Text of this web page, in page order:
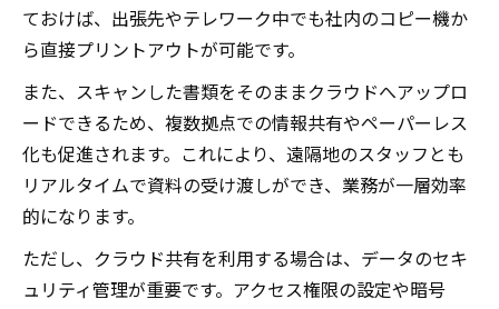
ておけば、出張先やテレワーク中でも社内のコピー機か
ら直接プリントアウトが可能です。
また、スキャンした書類をそのままクラウドへアップロ
ードできるため、複数拠点での情報共有やペーパーレス
化も促進されます。これにより、遠隔地のスタッフとも
リアルタイムで資料の受け渡しができ、業務が一層効率
的になります。
ただし、クラウド共有を利用する場合は、データのセキ
ュリティ管理が重要です。アクセス権限の設定や暗号